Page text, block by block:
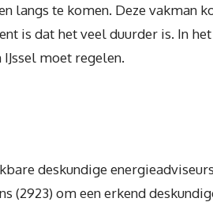
langs te komen. Deze vakman
is dat het veel duurder is. In
moet regelen.
deskundige
om een erkend